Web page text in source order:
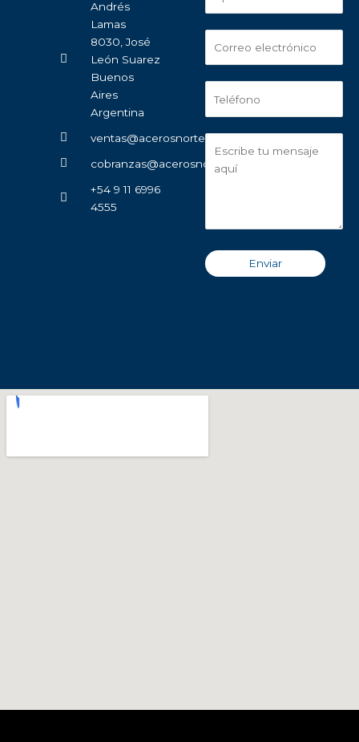
Andrés
Lamas
8030, José
León Suarez
Buenos
Aires
Argentina
ventas@acerosnorte.com.ar
cobranzas@acerosnorte.com.ar
+54 9 11 6996
4555